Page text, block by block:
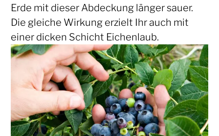
Erde mit dieser Abdeckung länger sauer.
Die gleiche Wirkung erzielt Ihr auch mit
einer dicken Schicht Eichenlaub.